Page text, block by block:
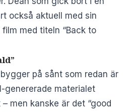
också aktuell med sin
med titeln “Back to
på sånt som redan är
genererade materialet
men kanske är det “good